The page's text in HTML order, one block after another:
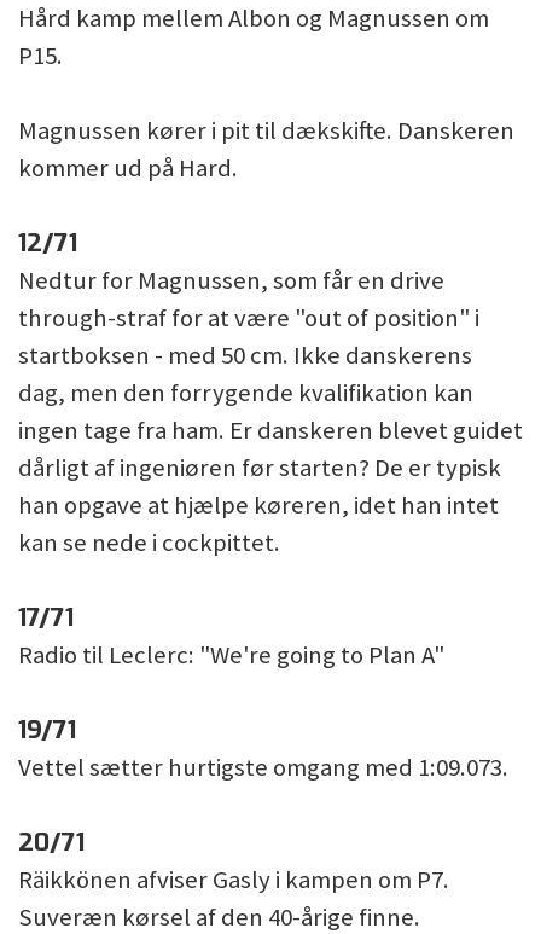
Hård kamp mellem Albon og Magnussen om
P15.
Magnussen kører i pit til dækskifte. Danskeren
kommer ud på Hard.
12/71
Nedtur for Magnussen, som får en drive
through-straf for at være "out of position" i
startboksen - med 50 cm. Ikke danskerens
dag, men den forrygende kvalifikation kan
ingen tage fra ham. Er danskeren blevet guidet
dårligt af ingeniøren før starten? De er typisk
han opgave at hjælpe køreren, idet han intet
kan se nede i cockpittet.
17/71
Radio til Leclerc: "We're going to Plan A"
19/71
Vettel sætter hurtigste omgang med 1:09.073.
20/71
Räikkönen afviser Gasly i kampen om P7.
Suveræn kørsel af den 40-årige finne.